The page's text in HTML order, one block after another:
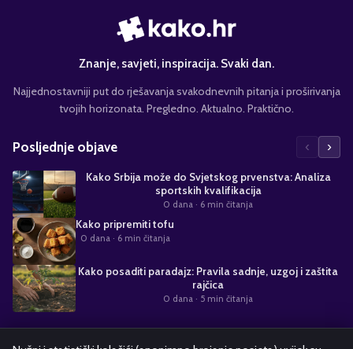
Znanje, savjeti, inspiracija. Svaki dan.
Najjednostavniji put do rješavanja svakodnevnih pitanja i proširivanja
tvojih horizonata. Pregledno. Aktualno. Praktično.
Posljednje objave ‹ ›
Kako Srbija može do Svjetskog prvenstva: Analiza
sportskih kvalifikacija
0 dana · 6 min čitanja
Kako pripremiti tofu
0 dana · 6 min čitanja
Kako posaditi paradajz: Pravila sadnje, uzgoj i zaštita
rajčica
0 dana · 5 min čitanja